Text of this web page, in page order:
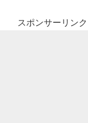
スポンサーリンク